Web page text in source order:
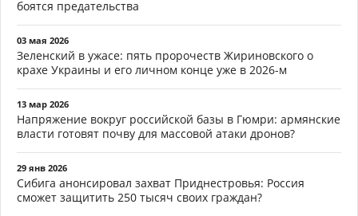
боятся предательства
03 мая 2026
Зеленский в ужасе: пять пророчеств Жириновского о
крахе Украины и его личном конце уже в 2026-м
13 мар 2026
Напряжение вокруг российской базы в Гюмри: армянские
власти готовят почву для массовой атаки дронов?
29 янв 2026
Сибига анонсировал захват Приднестровья: Россия
сможет защитить 250 тысяч своих граждан?